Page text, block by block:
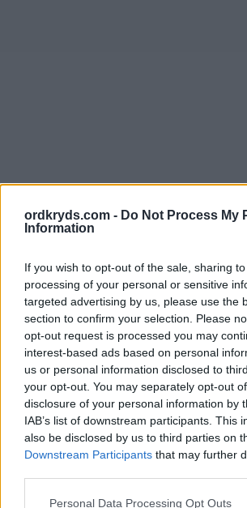
ordkryds.com - Do Not Process My
Information
If you wish to opt-out of the sale, sharing
processing of your personal or sensitive
targeted advertising by us, please use the
section to confirm your selection. Please
opt-out request is processed you may
interest-based ads based on personal
us or personal information disclosed to
your opt-out. You may separately opt-out
disclosure of your personal information by
IAB’s list of downstream participants. This
also be disclosed by us to third parties on
Downstream Participants that may further
Personal Data Processing Opt Outs